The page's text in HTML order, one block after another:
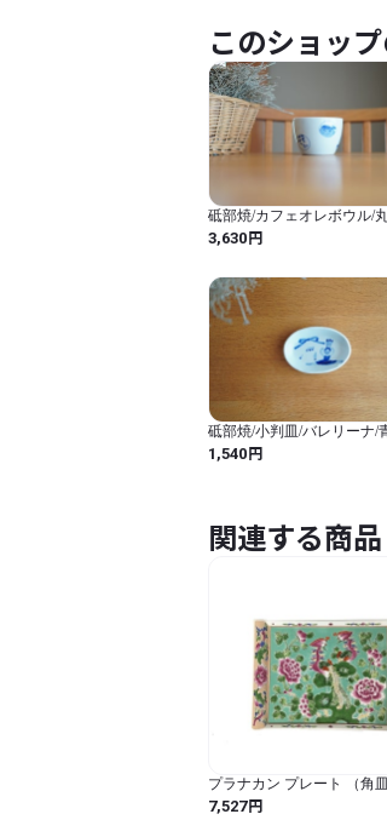
このショッ
砥部焼/カフェオレボウル/
陶房Kaori
3,630円
砥部焼/小判皿/バレリーナ/
房kaori
1,540円
関連する商品
プラナカン プレート （角
グリーン M
7,527円